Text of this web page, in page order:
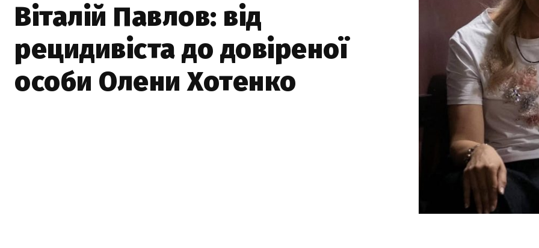
Віталій Павлов: від
рецидивіста до довіреної
особи Олени Хотенко